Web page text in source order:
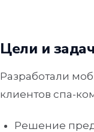
Цели и
Разработали
клиентов спа-
Решение